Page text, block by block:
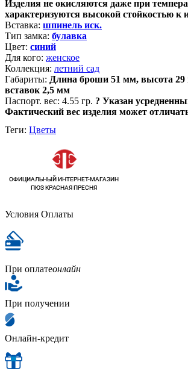
Изделия не окисляются даже при
характеризуются высокой стойкостью к
Вставка: шпинель иск.
Тип замка: булавка
Цвет: синий
Для кого: женское
Коллекция: летний сад
Габариты: Длина броши 51 мм, высота 29
вставок 2,5 мм
Паспорт. вес: 4.55 гр. ? Указан
Фактический вес изделия может
Теги: Цветы
Условия Оплаты
При оплатеонлайн
При получении
Онлайн-кредит